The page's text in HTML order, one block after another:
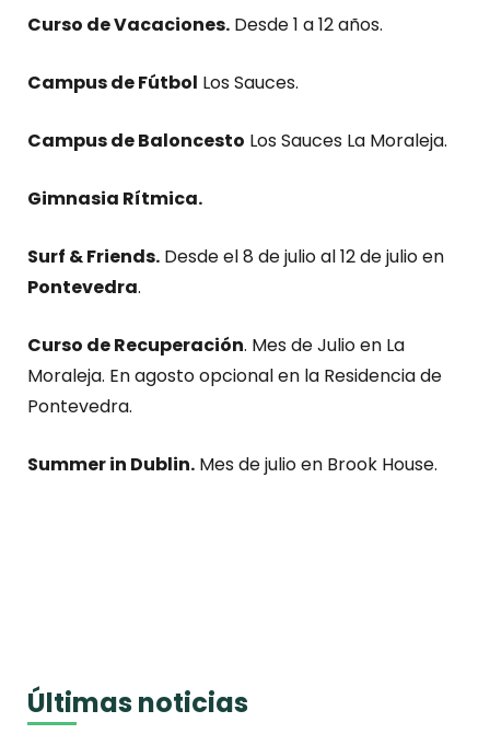
Curso de Vacaciones. Desde 1 a 12 años.
Campus de Fútbol Los Sauces.
Campus de Baloncesto Los Sauces La Moraleja.
Gimnasia Rítmica.
Surf & Friends. Desde el 8 de julio al 12 de julio en
Pontevedra.
Curso de Recuperación. Mes de Julio en La
Moraleja. En agosto opcional en la Residencia de
Pontevedra.
Summer in Dublin. Mes de julio en Brook House.
Últimas noticias